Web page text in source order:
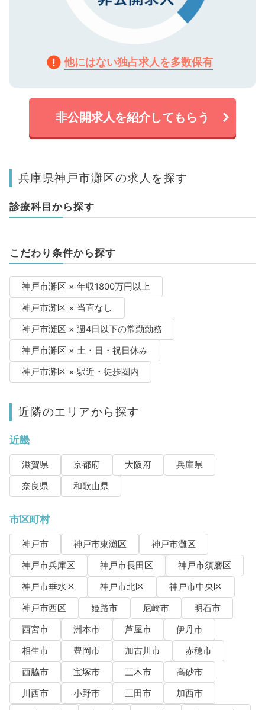
他にはない独占求人を多数保有
非公開求人を紹介してもらう
兵庫県神戸市灘区の求人を探す
診療科目から探す
こだわり条件から探す
神戸市灘区 × 年収1800万円以上
神戸市灘区 × 当直なし
神戸市灘区 × 週4日以下の常勤勤務
神戸市灘区 × 土・日・祝日休み
神戸市灘区 × 駅近・徒歩圏内
近隣のエリアから探す
近畿
滋賀県 京都府 大阪府
兵庫県
奈良県
和歌山県
市区町村
神戸市 神戸市東灘区
神戸市灘区
神戸市兵庫区
神戸市長田区
神戸市須磨区
神戸市垂水区
神戸市北区
神戸市中央区
神戸市西区
姫路市 尼崎市
明石市
西宮市
洲本市 芦屋市
伊丹市
相生市
豊岡市 加古川市
赤穂市
西脇市
宝塚市 三木市
高砂市
川西市
小野市 三田市
加西市